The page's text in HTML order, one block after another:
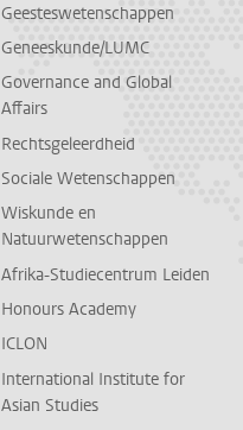
Geesteswetenschappen
Geneeskunde/LUMC
Governance and Global
Affairs
Rechtsgeleerdheid
Sociale Wetenschappen
Wiskunde en
Natuurwetenschappen
Afrika-Studiecentrum Leiden
Honours Academy
ICLON
International Institute for
Asian Studies